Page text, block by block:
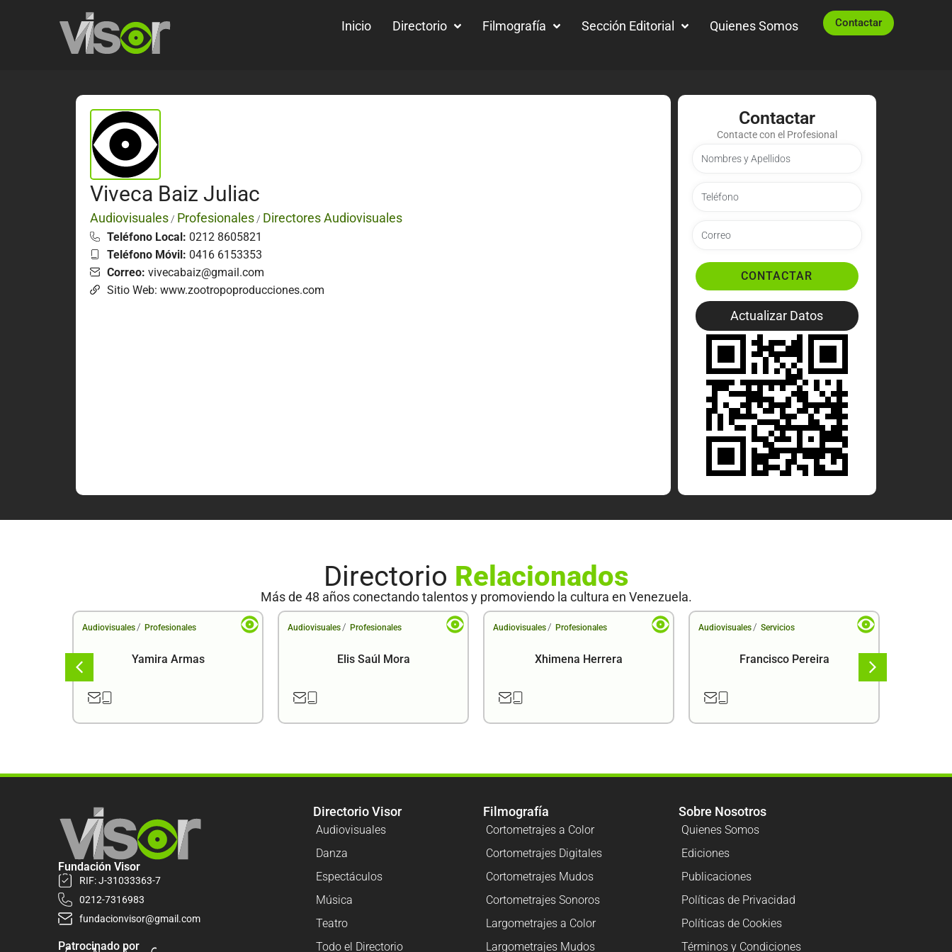
Inicio Directorio Filmografía Sección Editorial Quienes Somos Contactar
Viveca Baiz Juliac
Audiovisuales / Profesionales / Directores Audiovisuales
Teléfono Local: 0212 8605821
Teléfono Móvil: 0416 6153353
Correo: vivecabaiz@gmail.com
Sitio Web: www.zootropoproducciones.com
Contactar
Contacte con el Profesional
CONTACTAR
Actualizar Datos
Directorio Relacionados
Más de 48 años conectando talentos y promoviendo la cultura en Venezuela.
Audiovisuales / Profesionales
Yamira Armas
Audiovisuales / Profesionales
Elis Saúl Mora
Audiovisuales / Profesionales
Xhimena Herrera
Audiovisuales / Servicios
Francisco Pereira
Fundación Visor
RIF: J-31033363-7
0212-7316983
fundacionvisor@gmail.com
Patrocinado por
Directorio Visor
Audiovisuales
Danza
Espectáculos
Música
Teatro
Todo el Directorio
Filmografía
Cortometrajes a Color
Cortometrajes Digitales
Cortometrajes Mudos
Cortometrajes Sonoros
Largometrajes a Color
Largometrajes Mudos
Sobre Nosotros
Quienes Somos
Ediciones
Publicaciones
Políticas de Privacidad
Políticas de Cookies
Términos y Condiciones